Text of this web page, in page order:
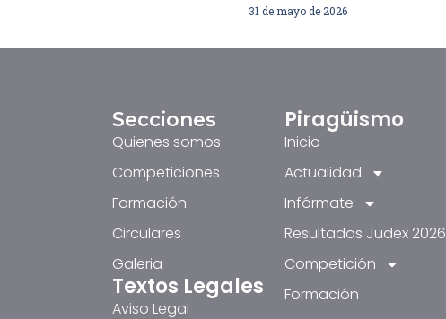
31 de mayo de 2026
Secciones
Quienes somos
Competiciones
Formación
Circulares
Galeria
Textos Legales
Aviso Legal
Piragüismo
Inicio
Actualidad
Infórmate
Resultados Judex 2026
Competición
Formación